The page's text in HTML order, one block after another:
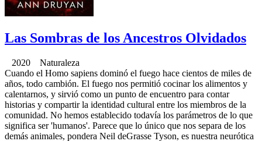
Las Sombras de los Ancestros Olvidados
2020 Naturaleza
Cuando el Homo sapiens dominó el fuego hace cientos de miles de
años, todo cambión. El fuego nos permitió cocinar los alimentos y
calentarnos, y sirvió como un punto de encuentro para contar
historias y compartir la identidad cultural entre los miembros de la
comunidad. No hemos establecido todavía los parámetros de lo que
significa ser 'humanos'. Parece que lo único que nos separa de los
demás animales, pondera Neil deGrasse Tyson, es nuestra neurótica